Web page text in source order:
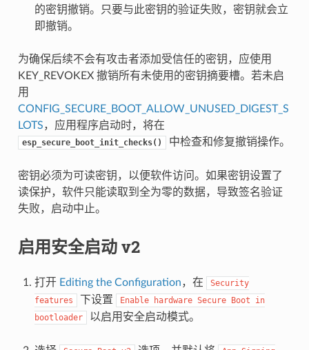
的密钥撤销。只要与此密钥的验证失败，密钥就会立
即撤销。
为确保后续不会有攻击者添加受信任的密钥，应使用
KEY_REVOKEX 撤销所有未使用的密钥摘要槽。若未启
用
CONFIG_SECURE_BOOT_ALLOW_UNUSED_DIGEST_S
LOTS，应用程序启动时，将在
esp_secure_boot_init_checks() 中检查和修复撤销操作。
密钥必须为可读密钥，以便软件访问。如果密钥设置了
读保护，软件只能读取到全为零的数据，导致签名验证
失败，启动中止。
启用安全启动 v2
打开 Editing the Configuration，在
Security
features
下设置 Enable hardware Secure Boot
in
bootloader
以启用安全启动模式。